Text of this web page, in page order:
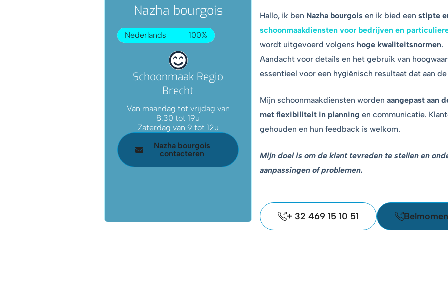
Nazha bourgois
Nederlands 100%
Schoonmaak Regio
Brecht
Van maandag tot vrijdag van
8.30 tot 19u
Zaterdag van 9 tot 12u
Nazha bourgois
contacteren
Hallo, ik ben Nazha bourgois en ik bied een stipte
schoonmaakdiensten voor bedrijven en
wordt uitgevoerd volgens hoge kwaliteitsnormen.
Aandacht voor details en het gebruik van
essentieel voor een hygiënisch resultaat dat aan de
Mijn schoonmaakdiensten wordenaangepast aan
met flexibiliteit in planning en communicatie.
gehouden en hun feedback is welkom.
Mijn doel is om de klant tevreden te stellen en
aanpassingen of problemen.
+ 32 469 15 10 51